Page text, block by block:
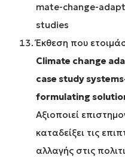
mate-change-
studies
Έκθεση που
Climate change
case study
formulating
Αξιοποιεί
καταδείξει τις
αλλαγής στις